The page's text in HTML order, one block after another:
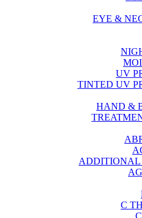
EYE &
UV
TINTED UV
HAND &
ADDITIONAL
C